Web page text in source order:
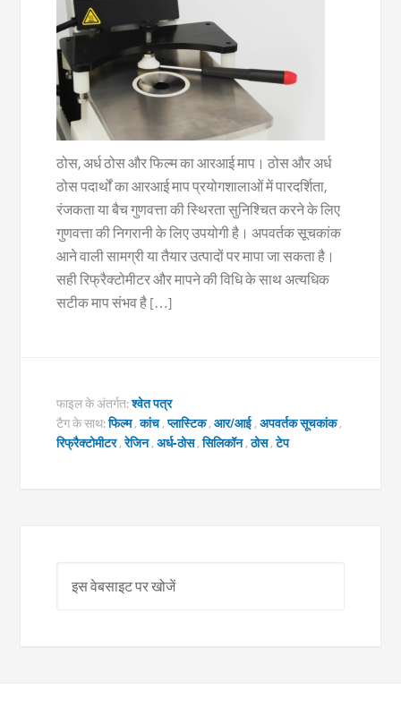
ठोस, अर्ध ठोस और फिल्म का आरआई माप। ठोस और अर्ध
ठोस पदार्थों का आरआई माप प्रयोगशालाओं में पारदर्शिता,
रंजकता या बैच गुणवत्ता की स्थिरता सुनिश्चित करने के लिए
गुणवत्ता की निगरानी के लिए उपयोगी है। अपवर्तक सूचकांक
आने वाली सामग्री या तैयार उत्पादों पर मापा जा सकता है।
सही रिफ्रैक्टोमीटर और मापने की विधि के साथ अत्यधिक
सटीक माप संभव है […]
फाइल के अंतर्गत:श्वेत पत्र
टैग के साथ:फिल्म,कांच,प्लास्टिक,आर/आई,अपवर्तक सूचकांक,
रिफ्रैक्टोमीटर,रेजिन,अर्ध-ठोस,सिलिकॉन,ठोस,टेप